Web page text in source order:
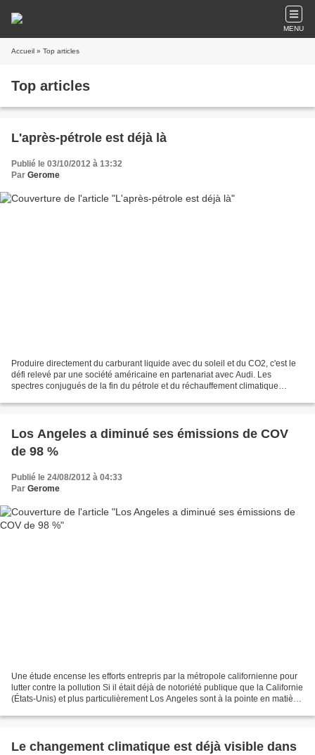
MENU
Accueil » Top articles
Top articles
L'après-pétrole est déjà là
Publié le 03/10/2012 à 13:32
Par Gerome
Produire directement du carburant liquide avec du soleil et du CO2, c'est le
défi relevé par une société américaine en partenariat avec Audi. Les
spectres conjugués de la fin du pétrole et du réchauffement climatique
Los Angeles a diminué ses émissions de COV
de 98 %
Publié le 24/08/2012 à 04:33
Par Gerome
Une étude encense les efforts entrepris par la métropole californienne pour
lutter contre la pollution Si il était déjà de notoriété publique que la Californie
(États-Unis) et plus particulièrement Los Angeles sont à la pointe en matière
Le changement climatique est déjà visible dans